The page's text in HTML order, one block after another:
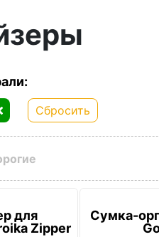
Сбросить
для
Zipper
Сумка-